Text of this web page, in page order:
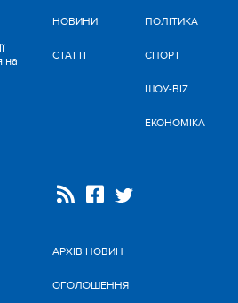
на
НОВИНИ
СТАТТІ
ПОЛІТИКА
СПОРТ
ШОУ-BIZ
ЕКОНОМІКА
АРХІВ НОВИН
ОГОЛОШЕННЯ